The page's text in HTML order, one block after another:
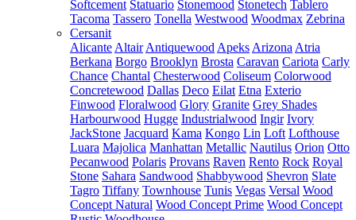
Softcement Statuario Stonemood Stonetech Tablero
Tacoma Tassero Tonella Westwood Woodmax Zebrina
Cersanit
Alicante Altair Antiquewood Apeks Arizona Atria
Berkana Borgo Brooklyn Brosta Caravan Cariota Carly
Chance Chantal Chesterwood Coliseum Colorwood
Concretewood Dallas Deco Eilat Etna Exterio
Finwood Floralwood Glory Granite Grey Shades
Harbourwood Hugge Industrialwood Ingir Ivory
JackStone Jacquard Kama Kongo Lin Loft Lofthouse
Luara Majolica Manhattan Metallic Nautilus Orion Otto
Pecanwood Polaris Provans Raven Rento Rock Royal
Stone Sahara Sandwood Shabbywood Shevron Slate
Tagro Tiffany Townhouse Tunis Vegas Versal Wood
Concept Natural Wood Concept Prime Wood Concept